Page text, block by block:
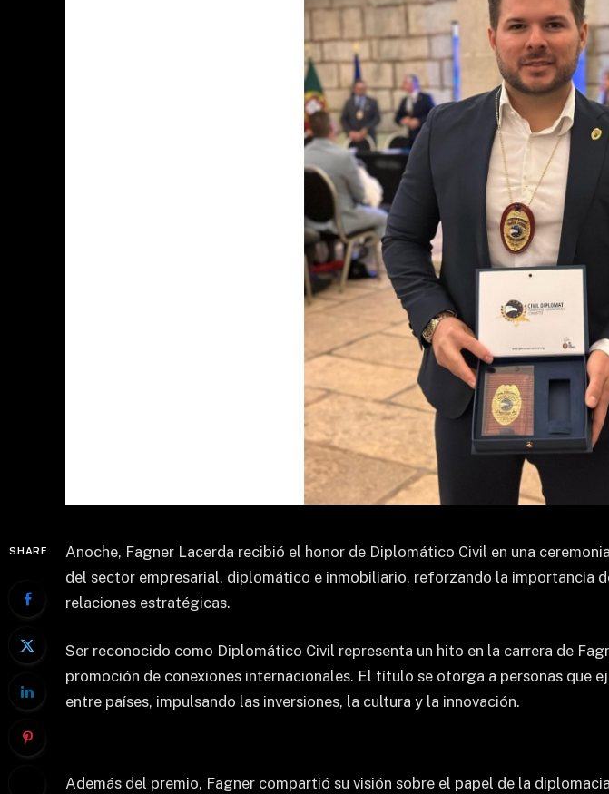
SHARE
Anoche, Fagner Lacerda recibió el honor de Diplomático Civil en una
del sector empresarial, diplomático e inmobiliario, reforzando la importancia
relaciones estratégicas.
Ser reconocido como Diplomático Civil representa un hito en la carrera de
promoción de conexiones internacionales. El título se otorga a personas que
entre países, impulsando las inversiones, la cultura y la innovación.
Además del premio, Fagner compartió su visión sobre el papel de la